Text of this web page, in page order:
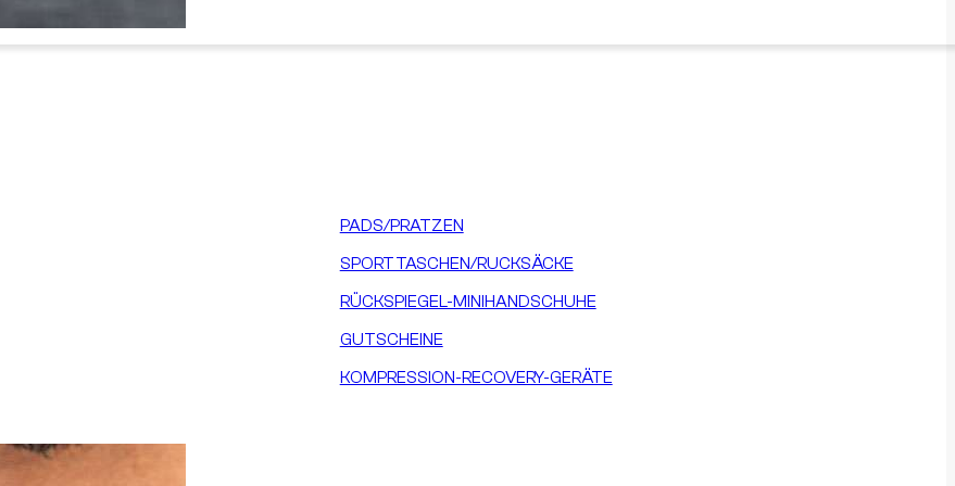
PADS/PRATZEN
SPORTTASCHEN/RUCKSÄCKE
RÜCKSPIEGEL-MINIHANDSCHUHE
GUTSCHEINE
KOMPRESSION-RECOVERY-GERÄTE